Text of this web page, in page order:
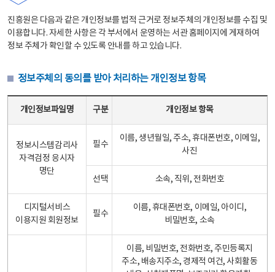
진흥원은 다음과 같은 개인정보를 법적 근거로 정보주체의 개인정보를 수집 및
이용합니다. 자세한 사항은 각 부서에서 운영하는 서관 홈페이지에 게재하여
정보 주체가 확인할 수 있도록 안내를 하고 있습니다.
정보주체의 동의를 받아 처리하는 개인정보 항목
개인정보파일명 구분 개인정보 항목
정보시스템감리사
자격검정 응시자
명단
필수
이름, 생년월일, 주소, 휴대폰번호, 이메일,
사진
선택 소속, 직위, 전화번호
디지털서비스
이용지원 회원정보
필수
이름, 휴대폰번호, 이메일, 아이디,
비밀번호, 소속
이름, 비밀번호, 전화번호, 주민등록지
주소, 배송지주소, 경제적 여건, 사회활동